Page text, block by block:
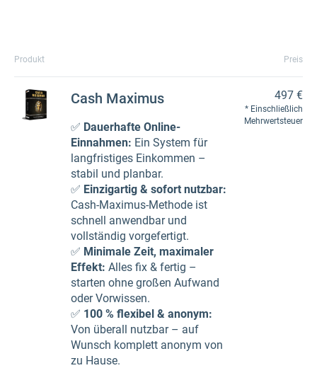
Produkt Preis
Cash Maximus
✅ Dauerhafte Online-
Einnahmen: Ein System für
langfristiges Einkommen –
stabil und planbar.
✅ Einzigartig & sofort nutzbar:
Cash-Maximus-Methode ist
schnell anwendbar und
vollständig vorgefertigt.
✅ Minimale Zeit, maximaler
Effekt: Alles fix & fertig –
starten ohne großen Aufwand
oder Vorwissen.
✅ 100 % flexibel & anonym:
Von überall nutzbar – auf
Wunsch komplett anonym von
zu Hause.
497 €
Einschließlich
Mehrwertsteuer